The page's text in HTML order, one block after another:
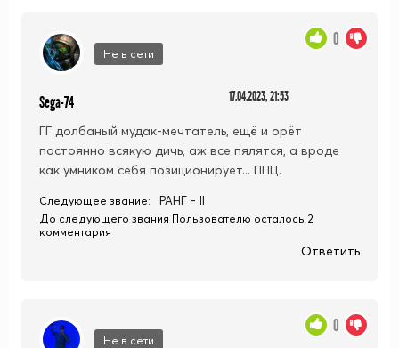
Не в сети
Sega-74 17.04.2023, 21:53
ГГ долбаный мудак-мечтатель, ещё и орёт
постоянно всякую дичь, аж все пялятся, а вроде
как умником себя позиционирует... ППЦ.
0
Следующее звание: РАНГ - II
До следующего звания Пользователю осталось 2
комментария
Ответить
Не в сети
0